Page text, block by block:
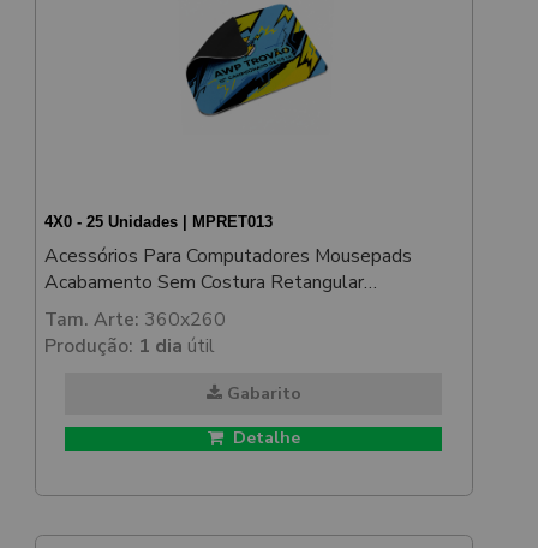
4X0 - 25 Unidades | MPRET013
Acessórios Para Computadores Mousepads
Acabamento Sem Costura Retangular
350x250mm
Tam. Arte: 360x260
Produção: 1 dia útil
Gabarito
Detalhe